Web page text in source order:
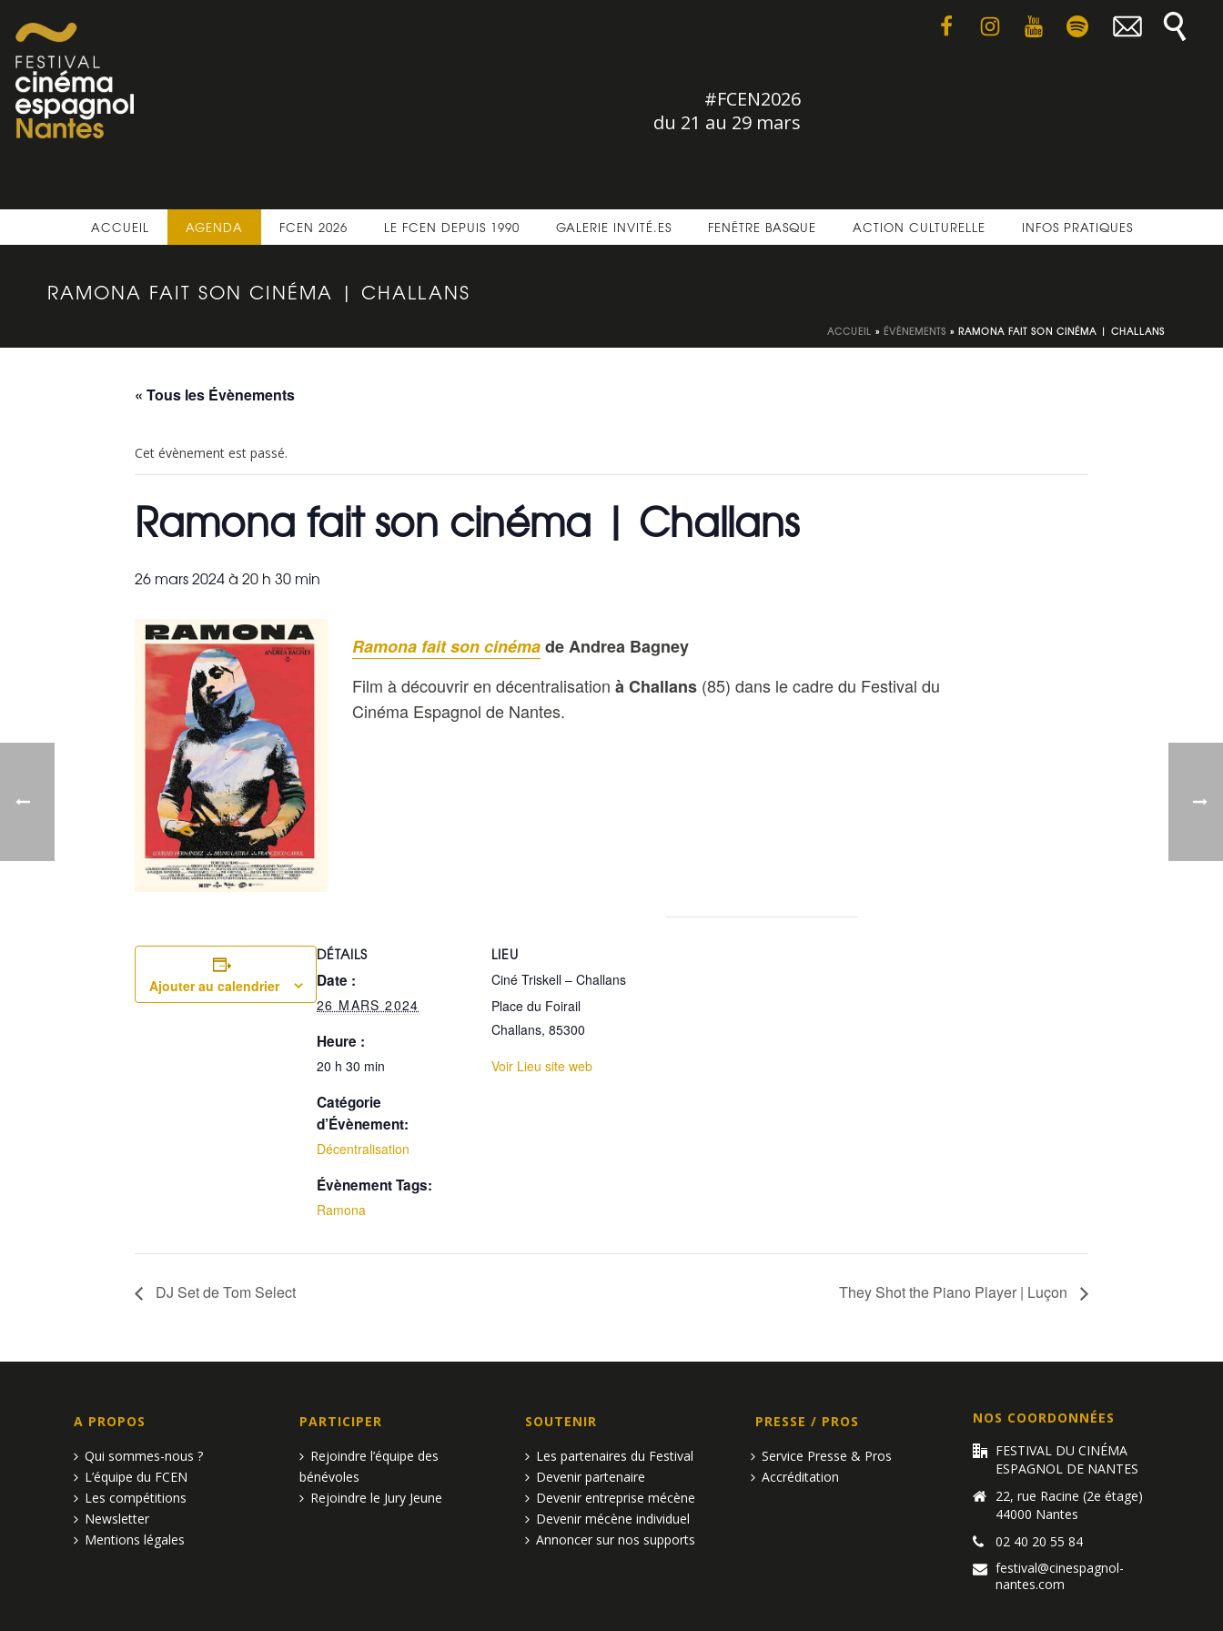
#FCEN2026
du 21 au 29 mars
ACCUEIL AGENDA FCEN 2026 LE FCEN DEPUIS 1990 GALERIE INVITÉ.ES FENÊTRE BASQUE ACTION CULTURELLE INFOS PRATIQUES
RAMONA FAIT SON CINÉMA | CHALLANS
ACCUEIL » ÉVÈNEMENTS » RAMONA FAIT SON CINÉMA | CHALLANS
« Tous les Évènements
Cet évènement est passé.
Ramona fait son cinéma | Challans
26 mars 2024 à 20 h 30 min
Ramona fait son cinémade Andrea Bagney
Film à découvrir en décentralisation à Challans (85) dans le cadre du Festival du
Cinéma Espagnol de Nantes.
Ajouter au calendrier
DÉTAILS
Date :
26 MARS 2024
Heure :
20 h 30 min
Catégorie
d’Évènement:
Décentralisation
Évènement Tags:
Ramona
LIEU
Ciné Triskell – Challans
Place du Foirail
Challans, 85300
Voir Lieu site web
DJ Set de Tom Select They Shot the Piano Player | Luçon
A PROPOS
Qui sommes-nous ?
L’équipe du FCEN
Les compétitions
Newsletter
Mentions légales
PARTICIPER
Rejoindre l’équipe des
bénévoles
Rejoindre le Jury Jeune
SOUTENIR
Les partenaires du Festival
Devenir partenaire
Devenir entreprise mécène
Devenir mécène individuel
Annoncer sur nos supports
PRESSE / PROS
Service Presse & Pros
Accréditation
NOS COORDONNÉES
FESTIVAL DU CINÉMA
ESPAGNOL DE NANTES
22, rue Racine (2e étage)
44000 Nantes
02 40 20 55 84
festival@cinespagnol-
nantes.com